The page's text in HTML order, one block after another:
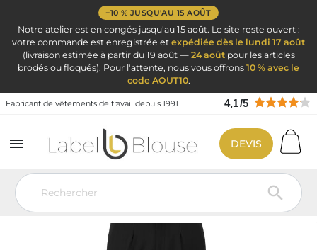
−10 % JUSQU'AU 15 AOÛT
Notre atelier est en congés jusqu'au 15 août. Le site reste ouvert :
votre commande est enregistrée et expédiée dès le lundi 17 août
(livraison estimée à partir du 19 août — 24 aoûtpour les articles
brodés ou floqués). Pour l'attente, nous vous offrons 10 % avec le
code AOUT10.
Fabricant de vêtements de travail depuis 1991 4,1/5


DEVIS
Vêtement de travail Vêtement Service Accueil & Hôtelier
Pantalon